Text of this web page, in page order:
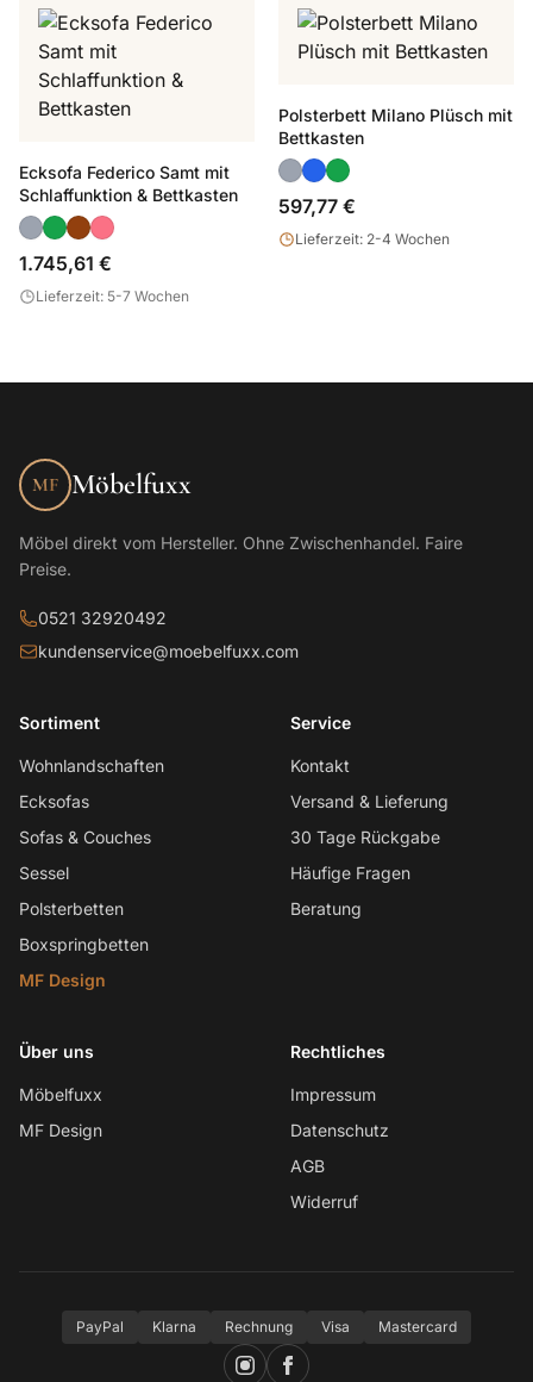
Ecksofa Federico Samt mit
Schlaffunktion & Bettkasten
1.745,61 €
Lieferzeit: 5-7 Wochen
Polsterbett Milano Plüsch mit
Bettkasten
597,77 €
Lieferzeit: 2-4 Wochen
MF Möbelfuxx
Möbel direkt vom Hersteller. Ohne Zwischenhandel. Faire
Preise.
0521 32920492
kundenservice@moebelfuxx.com
Sortiment
Wohnlandschaften
Ecksofas
Sofas & Couches
Sessel
Polsterbetten
Boxspringbetten
MF Design
Service
Kontakt
Versand & Lieferung
30 Tage Rückgabe
Häufige Fragen
Beratung
Über uns
Möbelfuxx
MF Design
Rechtliches
Impressum
Datenschutz
AGB
Widerruf
PayPal Klarna Rechnung Visa Mastercard